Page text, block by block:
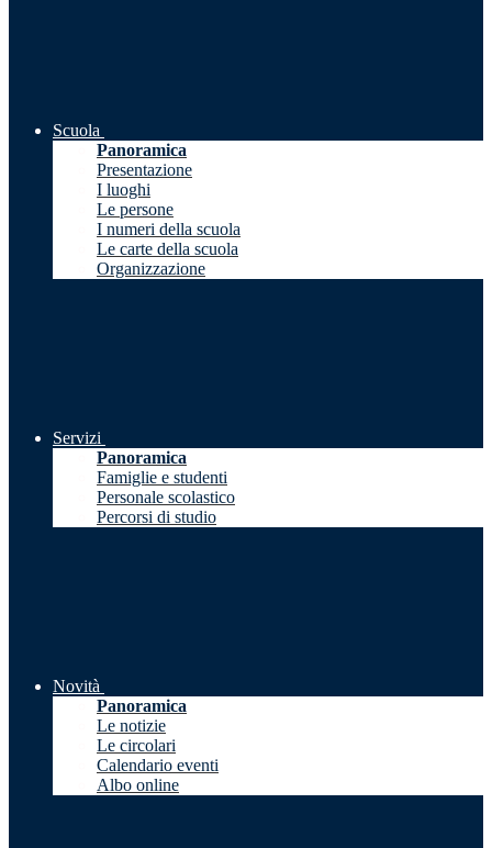
Scuola
Panoramica
Presentazione
I luoghi
Le persone
I numeri della scuola
Le carte della scuola
Organizzazione
Servizi
Panoramica
Famiglie e studenti
Personale scolastico
Percorsi di studio
Novità
Panoramica
Le notizie
Le circolari
Calendario eventi
Albo online